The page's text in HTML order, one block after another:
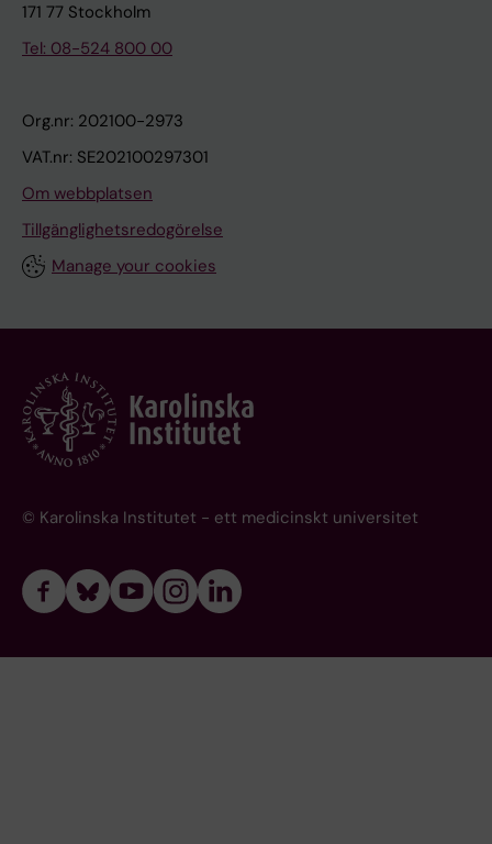
171 77 Stockholm
Tel: 08-524 800 00
Org.nr: 202100-2973
VAT.nr: SE202100297301
Om webbplatsen
Tillgänglighetsredogörelse
Manage your cookies
© Karolinska Institutet - ett medicinskt universitet